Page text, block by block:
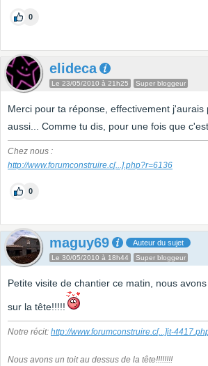
0
elideca
Le 23/05/2010 à 21h25 Super bloggeur
Merci pour ta réponse, effectivement j'aurais
aussi... Comme tu dis, pour une fois que
Chez nous :
http://www.forumconstruire.c[...].php?r=6136
0
maguy69 Auteur du sujet
Le 30/05/2010 à 18h44 Super bloggeur
Petite visite de chantier ce matin, nous
sur la tête!!!!!
Notre récit: http://www.forumconstruire.c[...]it-
Nous avons un toit au dessus de la tête!!!!!!!!